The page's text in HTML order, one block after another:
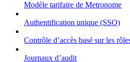
Modèle tarifaire de Metronome
Authentification unique (SSO)
Contrôle d’accès basé sur les
Journaux d’audit